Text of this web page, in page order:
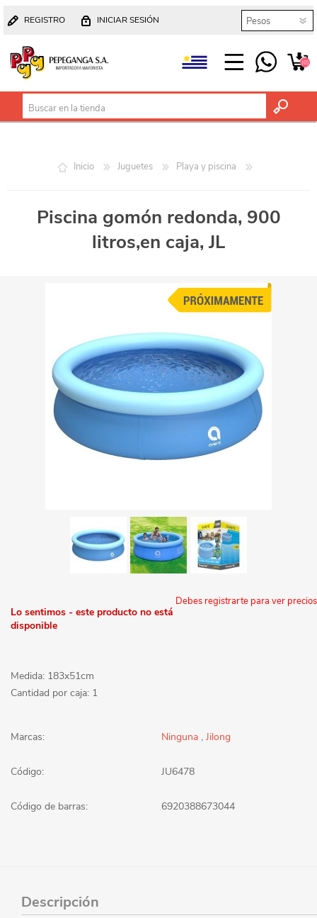
REGISTRO INICIAR SESIÓN
(0)
Inicio Juguetes Playa y piscina
Piscina gomón redonda, 900
litros,en caja, JL
Debes registrarte para ver precios
Lo sentimos - este producto no está
disponible
Medida: 183x51cm
Cantidad por caja: 1
Marcas: Ninguna , Jilong
Código: JU6478
Código de barras: 6920388673044
Descripción